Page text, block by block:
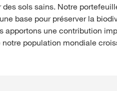
sols sains. Notre
base pour préserver la
apportons une contribution
population mondiale